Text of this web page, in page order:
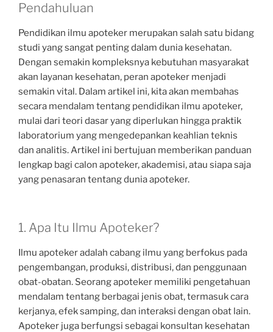
Pendahuluan
Pendidikan ilmu apoteker merupakan salah satu bidang
studi yang sangat penting dalam dunia kesehatan.
Dengan semakin kompleksnya kebutuhan masyarakat
akan layanan kesehatan, peran apoteker menjadi
semakin vital. Dalam artikel ini, kita akan membahas
secara mendalam tentang pendidikan ilmu apoteker,
mulai dari teori dasar yang diperlukan hingga praktik
laboratorium yang mengedepankan keahlian teknis
dan analitis. Artikel ini bertujuan memberikan panduan
lengkap bagi calon apoteker, akademisi, atau siapa saja
yang penasaran tentang dunia apoteker.
1. Apa Itu Ilmu Apoteker?
Ilmu apoteker adalah cabang ilmu yang berfokus pada
pengembangan, produksi, distribusi, dan penggunaan
obat-obatan. Seorang apoteker memiliki pengetahuan
mendalam tentang berbagai jenis obat, termasuk cara
kerjanya, efek samping, dan interaksi dengan obat lain.
Apoteker juga berfungsi sebagai konsultan kesehatan